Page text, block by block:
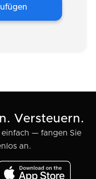
Versteuern.
— fangen Sie
an.